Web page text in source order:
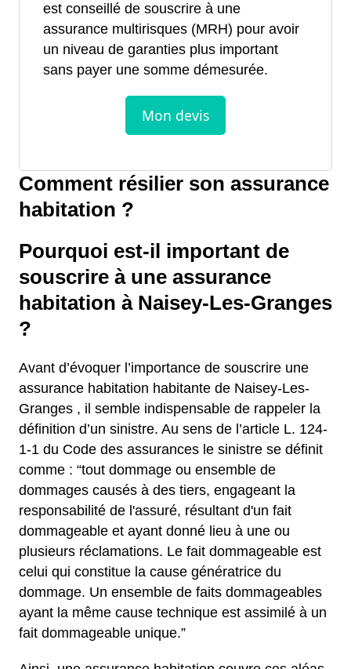
est conseillé de souscrire à une
assurance multirisques (MRH) pour avoir
un niveau de garanties plus important
sans payer une somme démesurée.
Comment résilier son assurance
habitation ?
Pourquoi est-il important de
souscrire à une assurance
habitation à Naisey-Les-Granges
?
Avant d’évoquer l’importance de souscrire une
assurance habitation habitante de Naisey-Les-
Granges , il semble indispensable de rappeler la
définition d’un sinistre. Au sens de l’article L. 124-
1-1 du Code des assurances le sinistre se définit
comme : “tout dommage ou ensemble de
dommages causés à des tiers, engageant la
responsabilité de l'assuré, résultant d'un fait
dommageable et ayant donné lieu à une ou
plusieurs réclamations. Le fait dommageable est
celui qui constitue la cause génératrice du
dommage. Un ensemble de faits dommageables
ayant la même cause technique est assimilé à un
fait dommageable unique.”